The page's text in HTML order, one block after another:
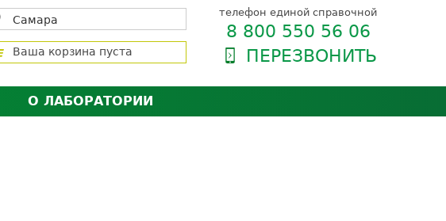
Самара
Ваша корзина пуста
телефон единой справочной
8 800 550 56 06
ПЕРЕЗВОНИТЬ
О ЛАБОРАТОРИИ